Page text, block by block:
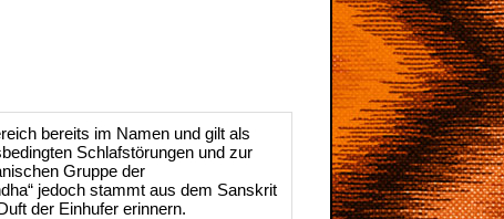
bereits im Namen und gilt als
Schlafstörungen und zur
Gruppe der
jedoch stammt aus dem Sanskrit
der Einhufer erinnern.